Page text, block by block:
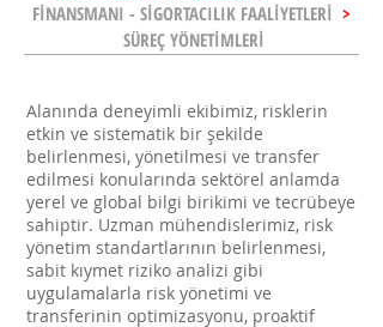
FİNANSMANI - SİGORTACILIK FAALİYETLERİ >
SÜREÇ YÖNETİMLERİ
Alanında deneyimli ekibimiz, risklerin
etkin ve sistematik bir şekilde
belirlenmesi, yönetilmesi ve transfer
edilmesi konularında sektörel anlamda
yerel ve global bilgi birikimi ve tecrübeye
sahiptir. Uzman mühendislerimiz, risk
yönetim standartlarının belirlenmesi,
sabit kıymet riziko analizi gibi
uygulamalarla risk yönetimi ve
transferinin optimizasyonu, proaktif